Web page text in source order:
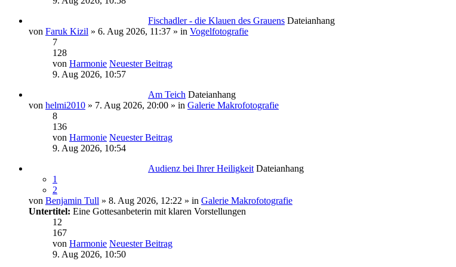
Fischadler - die Klauen des Grauens Dateianhang
von Faruk Kizil » 6. Aug 2026, 11:37 » in Vogelfotografie
7
128
von Harmonie Neuester Beitrag
9. Aug 2026, 10:57
Am Teich Dateianhang
von helmi2010 » 7. Aug 2026, 20:00 » in Galerie Makrofotografie
8
136
von Harmonie Neuester Beitrag
9. Aug 2026, 10:54
Audienz bei Ihrer Heiligkeit Dateianhang
1
2
von Benjamin Tull » 8. Aug 2026, 12:22 » in Galerie Makrofotografie
Untertitel: Eine Gottesanbeterin mit klaren Vorstellungen
12
167
von Harmonie Neuester Beitrag
9. Aug 2026, 10:50